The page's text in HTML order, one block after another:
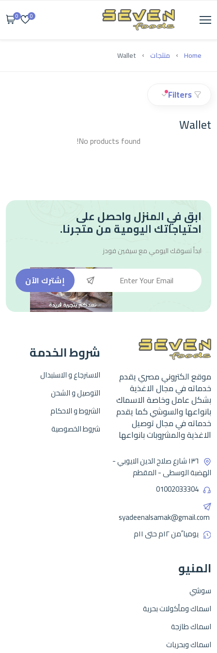
0
0
Home منتجات Wallet
Filters
Wallet
No products found!
ابق في المنزل واحصل على
احتياجاتك اليومية من متجرنا.
ابدأ تسوقك اليومي معسيفين فودز
إشترك الآن
موقع الكتروني مصري يقدم
خدماته في مجال الاغذية
بشكل عامل وخاصة الاسماك
بانواعها والسوشي كما يقدم
خدماته في مجال توصيل
الاغذية والمشروبات بانواعها
١٣٦ شارع صلاح الدين الايوبي -
الهضبة الوسطى - المقطم
01002033304
syadeenalsamak@gmail.com
يوميا ًمن ١٢م حتى ١١م
شروط الخدمة
الاسترجاع و الاستبدال
التوصيل و الشحن
الشروط و الاحكام
شروط الخصوصية
المنيو
سوشي
اسماك ومأكولات بحرية
اسماك طازجة
اسماك وبحريات